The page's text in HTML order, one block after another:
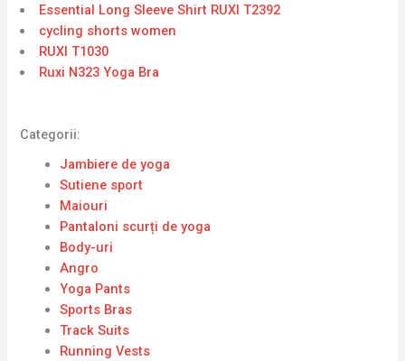
Essential Long Sleeve Shirt RUXI T2392
cycling shorts women
RUXI T1030
Ruxi N323 Yoga Bra
Categorii:
Jambiere de yoga
Sutiene sport
Maiouri
Pantaloni scurți de yoga
Body-uri
Angro
Yoga Pants
Sports Bras
Track Suits
Running Vests